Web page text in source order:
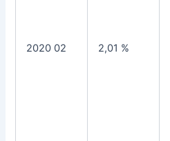
2020 02 2,01 %